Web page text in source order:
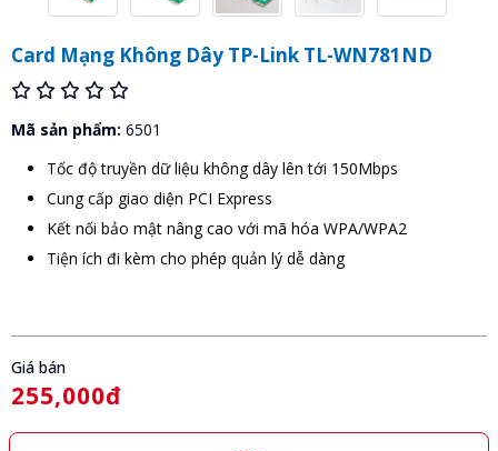
Card Mạng Không Dây TP-Link TL-WN781ND
Mã sản phẩm: 6501
Tốc độ truyền dữ liệu không dây lên tới 150Mbps
Cung cấp giao diện PCI Express
Kết nối bảo mật nâng cao với mã hóa WPA/WPA2
Tiện ích đi kèm cho phép quản lý dễ dàng
Giá bán
255,000đ